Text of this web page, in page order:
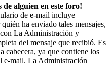
de alguien en este foro!
de e-mail incluye
ha enviado tales mensajes,
La Administración y
del mensaje que recibió. Es
cabecera, ya que contiene los
e-mail. La Administración